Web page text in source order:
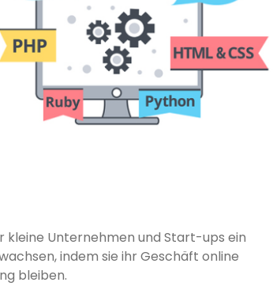
kleine Unternehmen und Start-ups ein
indem sie ihr Geschäft online
bleiben.